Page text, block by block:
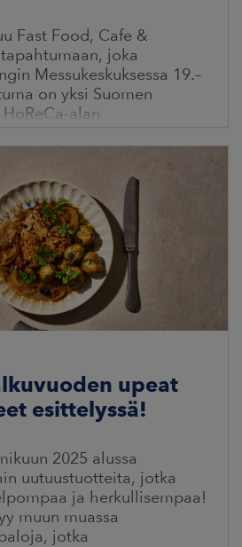
Fast Food, Cafe &
joka
Messukeskuksessa 19.–
on yksi Suomen
alan
upeat
esittelyssä!
2025 alussa
uutuustuotteita, jotka
ja herkullisempaa!
muun muassa
jotka